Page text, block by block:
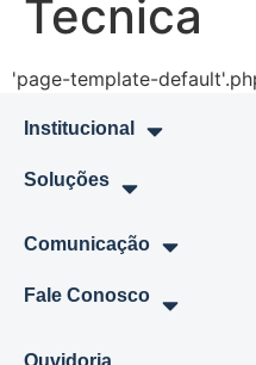
Tecnica
'page-template-
Institucional
Soluções
Comunicação
Fale Conosco
Ouvidoria